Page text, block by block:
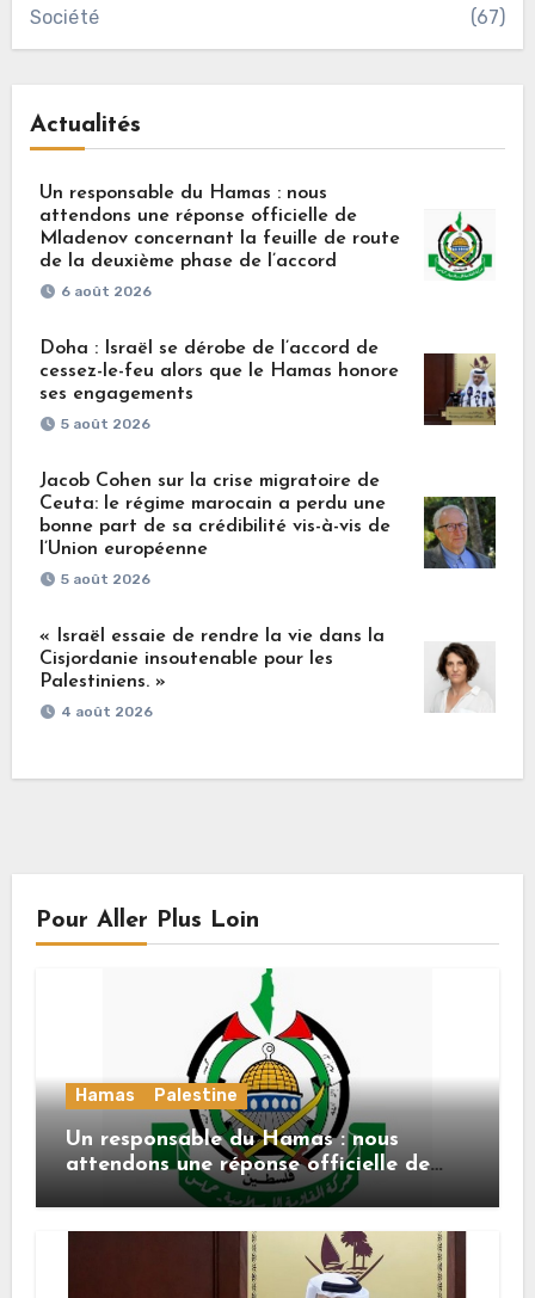
Société (67)
Actualités
Un responsable du Hamas : nous
attendons une réponse officielle de
Mladenov concernant la feuille de route
de la deuxième phase de l’accord
6 août 2026
Doha : Israël se dérobe de l’accord de
cessez-le-feu alors que le Hamas honore
ses engagements
5 août 2026
Jacob Cohen sur la crise migratoire de
Ceuta: le régime marocain a perdu une
bonne part de sa crédibilité vis-à-vis de
l’Union européenne
5 août 2026
« Israël essaie de rendre la vie dans la
Cisjordanie insoutenable pour les
Palestiniens. »
4 août 2026
Pour Aller Plus Loin
Hamas Palestine
Un responsable du Hamas : nous
attendons une réponse officielle de
Mladenov concernant la feuille de